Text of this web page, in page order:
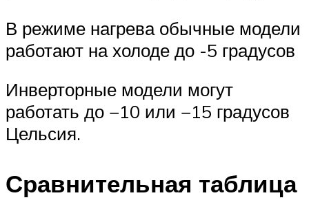
В режиме нагрева обычные модели
работают на холоде до -5 градусов
Инверторные модели могут
работать до −10 или −15 градусов
Цельсия.
Сравнительная таблица